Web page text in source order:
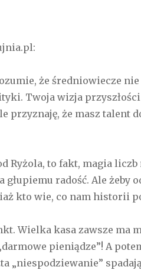
że średniowiecze
Twoja wizja
przyznaję, że masz talent
Ryżola, to fakt, magia liczb
radość. Ale żeby
kto wie, co nam historii
Wielka kasa zawsze ma
pieniądze”! A
„niespodziewanie”